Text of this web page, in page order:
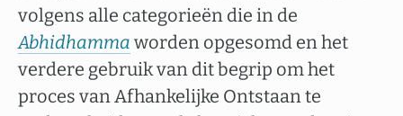
volgens alle categorieën die in de
Abhidhamma worden opgesomd en het
verdere gebruik van dit begrip om het
proces van Afhankelijke Ontstaan te